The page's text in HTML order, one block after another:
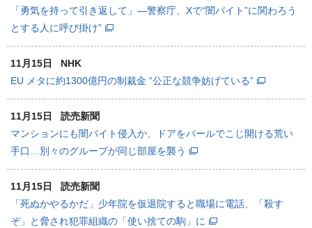
「勇気を持って引き返して」―警察庁、Xで“闇バイト”に関わろう
とする人に呼び掛け”
11月15日
NHK
EU メタに約1300億円の制裁金 “公正な競争妨げている”
11月15日
読売新聞
マンションにも闇バイト侵入か、ドアをバールでこじ開ける荒い
手口…別々のグループが同じ部屋を襲う
11月15日
読売新聞
「死ぬかやるかだ」少年院を仮退院すると職場に電話、「殺す
ぞ」と脅され犯罪組織の「使い捨ての駒」に